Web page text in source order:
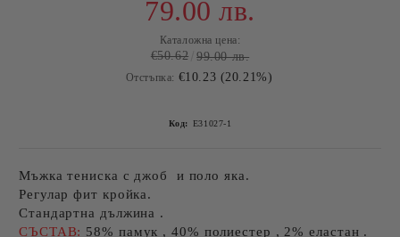
79.00 лв.
Каталожна цена:
€50.62 99.00 лв.
Отстъпка: €10.23 (20.21%)
Код: E31027-1
Мъжка тениска с джоб и поло яка.
Регулар фит кройка.
Стандартна дължина .
СЪСТАВ: 58% памук , 40% полиестер , 2% еластан .